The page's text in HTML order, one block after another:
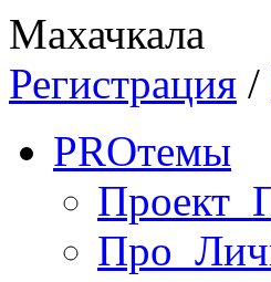
Махачкала
Регистрация /
PROтемы